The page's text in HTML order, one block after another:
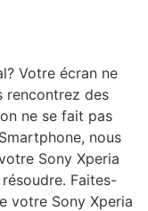
Votre écran ne
rencontrez des
ne se fait pas
nous
Sony Xperia
Faites-
votre Sony Xperia